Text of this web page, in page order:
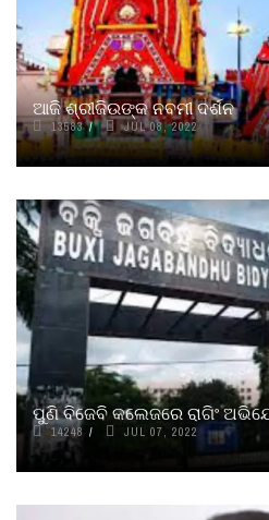
ଆଜି ଶ୍ରୀଜିଉଙ୍କ ନବମୀ ଦର୍ଶନ
13583 JUL 08, 2022
ପୁଣି ବିଜେବି କଲେଜରେ ରାଗିଂ
14248 JUL 07, 2022